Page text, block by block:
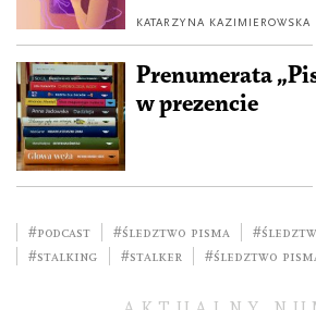
KATARZYNA KAZIMIEROWSKA
Prenumerata
w prezencie
#podcast #śledztwo pisma
#stalking
#stalker #śledztwo